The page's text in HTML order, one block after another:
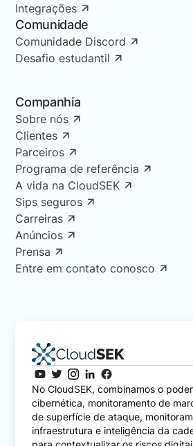
Integrações
Comunidade
Comunidade Discord
Desafio estudantil
Companhia
Sobre nós
Clientes
Parceiros
Programa de referência
A vida na CloudSEK
Sips seguros
Carreiras
Anúncios
Prensa
Entre em contato conosco
No CloudSEK, combinamos o
cibernética, monitoramento de
de superfície de ataque,
infraestrutura e inteligência da